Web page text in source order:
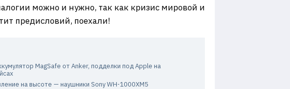
можно и нужно, так как кризис мировой и
предисловий, поехали!
MagSafe от Anker, подделки под Apple на
на высоте — наушники Sony WH-1000XM5